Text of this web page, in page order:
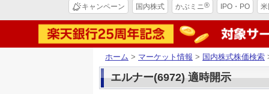
キャンペーン 国内株式 かぶミニ® IPO・PO
ホーム > マーケット情報 > 国内株式株価検索
エルナー(6972) 適時開示